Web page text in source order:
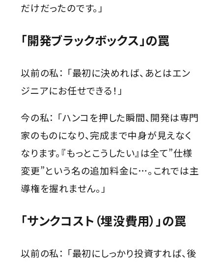
だけだったのです。」
「開発ブラックボックス」の罠
以前の私： 「最初に決めれば、あとはエン
ジニアにお任せできる！」
今の私： 「ハンコを押した瞬間、開発は専門
家のものになり、完成まで中身が見えなく
なります。『もっとこうしたい』は全て”仕様
変更”という名の追加料金に…。これでは主
導権を握れません。」
「サンクコスト（埋没費用）」の罠
以前の私： 「最初にしっかり投資すれば、後